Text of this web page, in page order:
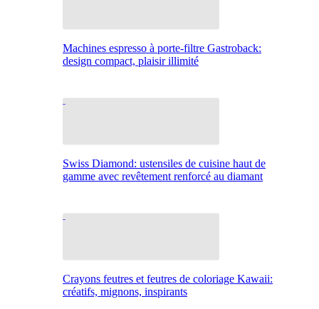
Machines espresso à porte-filtre Gastroback:
design compact, plaisir illimité
Swiss Diamond: ustensiles de cuisine haut de
gamme avec revêtement renforcé au diamant
Crayons feutres et feutres de coloriage Kawaii:
créatifs, mignons, inspirants